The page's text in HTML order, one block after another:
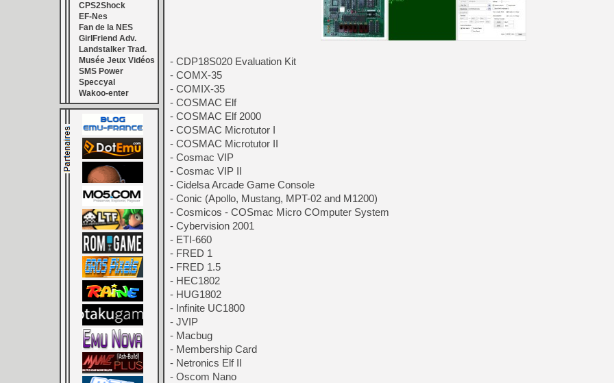
[GK] Beast of
[GK] Ubisoft : fin de partie
[GK] Mémoire cash -
[GK] Dan Houser (GTA)
[GK] Comment EA Sports
[GK] Crimson Moon : un
[GK] Isle of Reveries : le
[GK] Moonlighter 2 : The
[GK] Capcom relance
[Mo5] Deux inédits du
[GK] Le beat'em up The
[GK] Endless Legend 2 :
[LS] [PS5] Le WebKit
[GK] Oubliez Crazy Taxi,
[LS] [Switch] NSZ 5.0.0
[GK] Bethesda fête les 30
CPS2Shock
EF-Nes
Fan de la NES
GirlFriend Adv.
Landstalker Trad.
Musée Jeux Vidéos
SMS Power
Speccyal
Wakoo-enter
- CDP18S020 Evaluation Kit
- COMX-35
- COMIX-35
- COSMAC Elf
- COSMAC Elf 2000
- COSMAC Microtutor I
- COSMAC Microtutor II
- Cosmac VIP
- Cosmac VIP II
- Cidelsa Arcade Game Console
- Conic (Apollo, Mustang, MPT-02 and M1200)
- Cosmicos - COSmac Micro COmputer System
- Cybervision 2001
- ETI-660
- FRED 1
- FRED 1.5
- HEC1802
- HUG1802
- Infinite UC1800
- JVIP
- Macbug
- Membership Card
- Netronics Elf II
- Oscom Nano